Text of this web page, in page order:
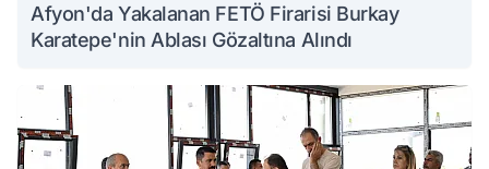
Afyon'da Yakalanan FETÖ Firarisi Burkay
Karatepe'nin Ablası Gözaltına Alındı